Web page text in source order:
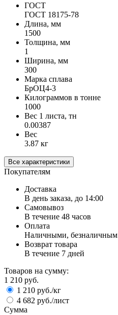
ГОСТ
ГОСТ 18175-78
Длина, мм
1500
Толщина, мм
1
Ширина, мм
300
Марка сплава
БрОЦ4-3
Килограммов в тонне
1000
Вес 1 листа, тн
0.00387
Вес
3.87 кг
Все характеристики
Покупателям
Доставка
В день заказа, до 14:00
Самовывоз
В течение 48 часов
Оплата
Наличными, безналичным
Возврат товара
В течение 7 дней
Товаров на сумму:
1 210 руб.
1 210 руб./кг
4 682 руб./лист
Сумма